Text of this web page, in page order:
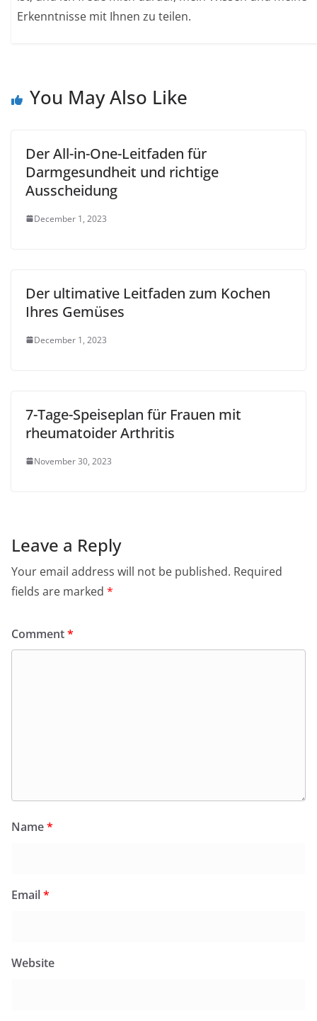
Erkenntnisse mit Ihnen zu teilen.
You May Also Like
Der All-in-One-Leitfaden für
Darmgesundheit und richtige
Ausscheidung
December 1, 2023
Der ultimative Leitfaden zum Kochen
Ihres Gemüses
December 1, 2023
7-Tage-Speiseplan für Frauen mit
rheumatoider Arthritis
November 30, 2023
Leave a Reply
Your email address will not be published. Required
fields are marked *
Comment*
Name*
Email*
Website